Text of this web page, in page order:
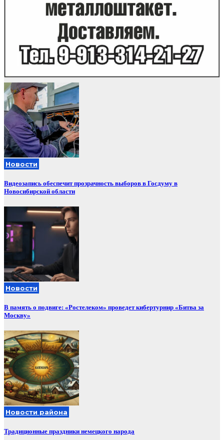
Новости
Видеозапись обеспечит прозрачность выборов в Госдуму в
Новосибирской области
Новости
В память о подвиге: «Ростелеком» проведет кибертурнир «Битва за
Москву»
Новости района
Традиционные праздники немецкого народа